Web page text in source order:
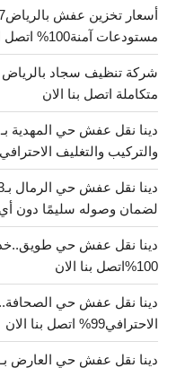
مستودعات آمنة100% اتصل الان
متكاملة اتصل بنا الان
والتركيب والتغليف الاحترافي
لضمان وصوله سليمًا دون
دينا نقل عفش حي
100%اتصل بنا الان
دينا نقل عفش حي
الاحترافي99% اتصل بنا الان
دينا نقل عفش حي العارض بـ18%خصم فوري عند الاتصال بنا